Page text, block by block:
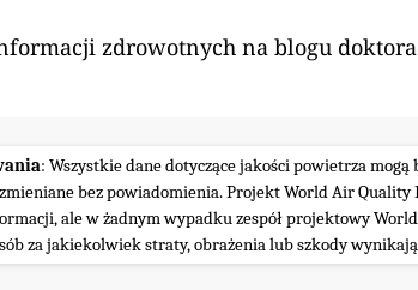
zdrowotnych na blogu
: Wszystkie dane dotyczące jakości powietrza
bez powiadomienia. Projekt World Air
ale w żadnym wypadku zespół projektowy
za jakiekolwiek straty, obrażenia lub szkody